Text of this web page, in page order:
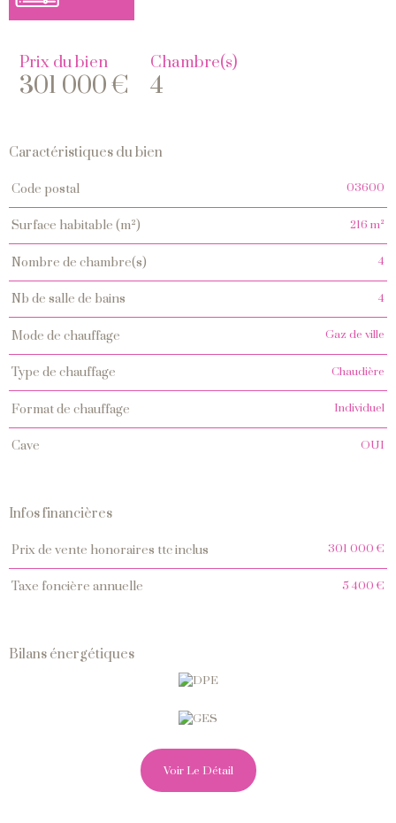
Prix du bien
301 000 €
Chambre(s)
4
Caractéristiques du bien
Caractéristiques
code postal 03600
surface habitable (m²) 216 m²
nombre de chambre(s) 4
nb de salle de bains 4
mode de chauffage Gaz de ville
type de chauffage Chaudière
format de chauffage Individuel
cave OUI
Infos financières
Caractéristiques Valeurs
prix de vente honoraires ttc inclus 301 000 €
taxe foncière annuelle 5 400 €
Bilans énergétiques
Voir Le Détail